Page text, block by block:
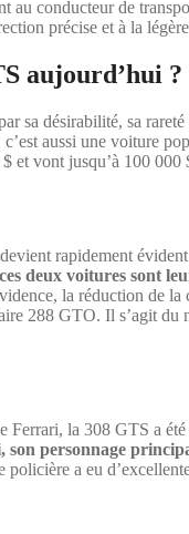
au conducteur de
précise et à la
aujourd’hui ?
sa désirabilité, sa rareté
c’est aussi une voiture
vont jusqu’à 100 000
rapidement
deux voitures sont
la réduction de
288 GTO. Il s’agit
Ferrari, la 308 GTS a
son personnage
a eu